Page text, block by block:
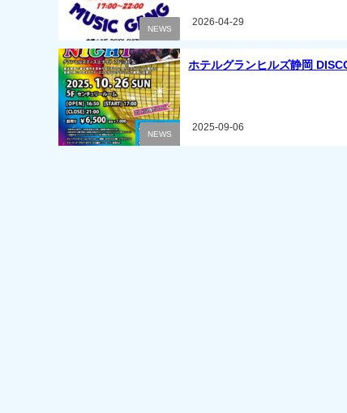
NEWS
2026-04-29
NEWS
ホテルグランヒルズ静岡
2025-09-06